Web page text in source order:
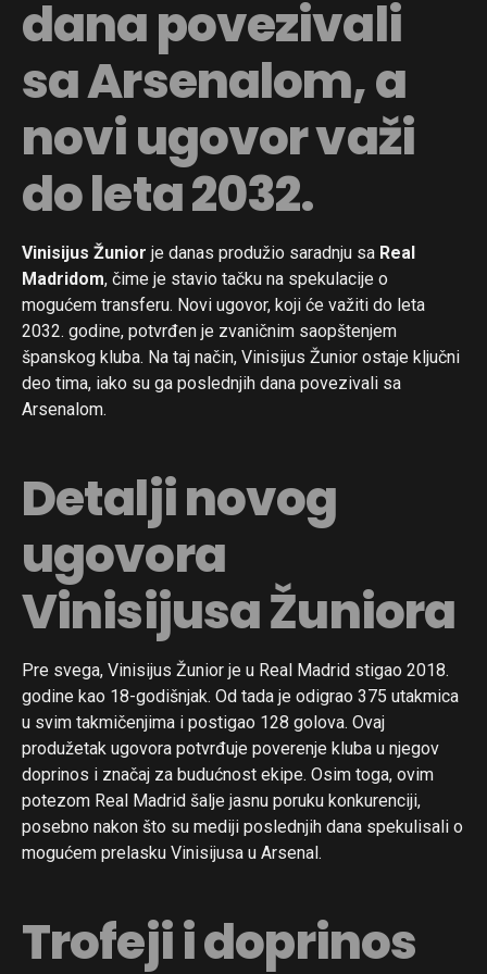
dana povezivali
sa Arsenalom, a
novi ugovor važi
do leta 2032.
Vinisijus Žunior je danas produžio saradnju sa Real
Madridom, čime je stavio tačku na spekulacije o
mogućem transferu. Novi ugovor, koji će važiti do leta
2032. godine, potvrđen je zvaničnim saopštenjem
španskog kluba. Na taj način, Vinisijus Žunior ostaje ključni
deo tima, iako su ga poslednjih dana povezivali sa
Arsenalom.
Detalji novog
ugovora
Vinisijusa Žuniora
Pre svega, Vinisijus Žunior je u Real Madrid stigao 2018.
godine kao 18-godišnjak. Od tada je odigrao 375 utakmica
u svim takmičenjima i postigao 128 golova. Ovaj
produžetak ugovora potvrđuje poverenje kluba u njegov
doprinos i značaj za budućnost ekipe. Osim toga, ovim
potezom Real Madrid šalje jasnu poruku konkurenciji,
posebno nakon što su mediji poslednjih dana spekulisali o
mogućem prelasku Vinisijusa u Arsenal.
Trofeji i doprinos